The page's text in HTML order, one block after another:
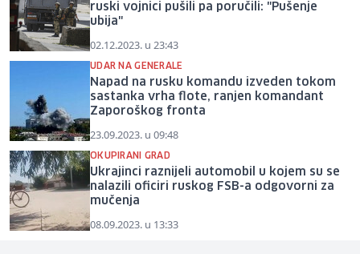
ruski vojnici pušili pa poručili: "Pušenje
ubija"
02.12.2023. u 23:43
UDAR NA GENERALE
Napad na rusku komandu izveden tokom
sastanka vrha flote, ranjen komandant
Zaporoškog fronta
23.09.2023. u 09:48
OKUPIRANI GRAD
Ukrajinci raznijeli automobil u kojem su se
nalazili oficiri ruskog FSB-a odgovorni za
mučenja
08.09.2023. u 13:33